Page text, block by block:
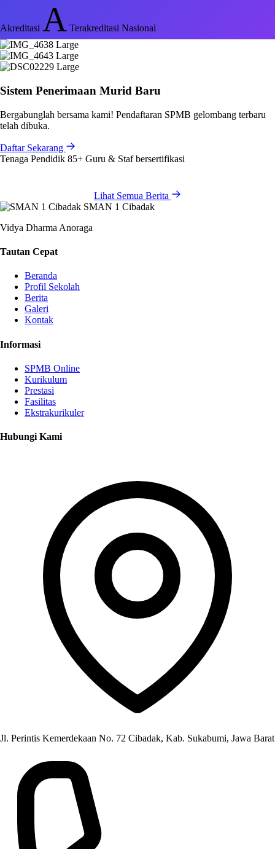
Akreditasi A Terakreditasi Nasional
Sistem Penerimaan Murid Baru
Bergabunglah bersama kami! Pendaftaran SPMB gelombang terbaru
telah dibuka.
Daftar Sekarang
Tenaga Pendidik 85+ Guru & Staf bersertifikasi
Lihat Semua Berita
SMAN 1 Cibadak
Vidya Dharma Anoraga
Tautan Cepat
Beranda
Profil Sekolah
Berita
Galeri
Kontak
Informasi
SPMB Online
Kurikulum
Prestasi
Fasilitas
Ekstrakurikuler
Hubungi Kami
Jl. Perintis Kemerdekaan No. 72 Cibadak, Kab. Sukabumi, Jawa Barat